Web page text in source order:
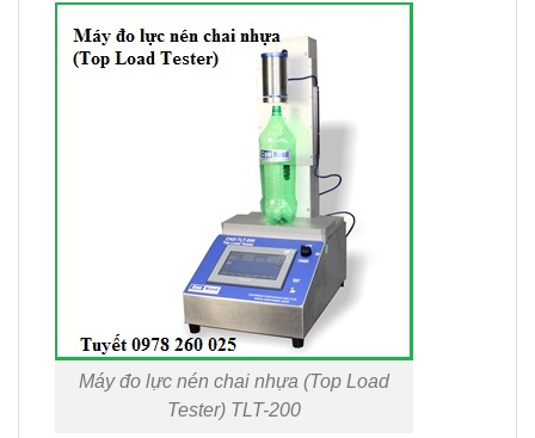
Máy đo lực nén chai nhựa (Top Load
Tester) TLT-200